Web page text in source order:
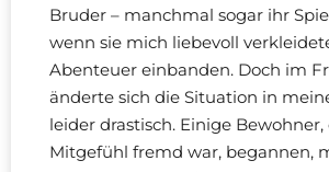
Bruder – manchmal sogar ihr
wenn sie mich liebevoll
Abenteuer einbanden. Doch im
änderte sich die Situation in
leider drastisch. Einige Bewohner,
Mitgefühl fremd war, begannen,